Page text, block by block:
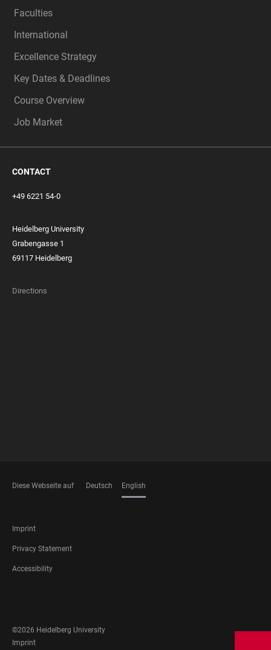
Faculties
International
Excellence Strategy
Key Dates & Deadlines
Course Overview
Job Market
CONTACT
+49 6221 54-0
Heidelberg University
Grabengasse 1
69117 Heidelberg
Directions
Diese Webseite auf Deutsch English
FOOTER
LEGAL
Imprint
Privacy Statement
Accessibility
MEDIA
©2026 Heidelberg University
FOOTER
Imprint